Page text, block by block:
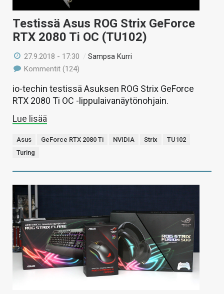
Testissä Asus ROG Strix GeForce
RTX 2080 Ti OC (TU102)
27.9.2018 - 17:30 /Sampsa Kurri
Kommentit (124)
io-techin testissä Asuksen ROG Strix GeForce
RTX 2080 Ti OC -lippulaivanäytönohjain.
Lue lisää
Asus GeForce RTX 2080 Ti NVIDIA Strix
TU102
Turing